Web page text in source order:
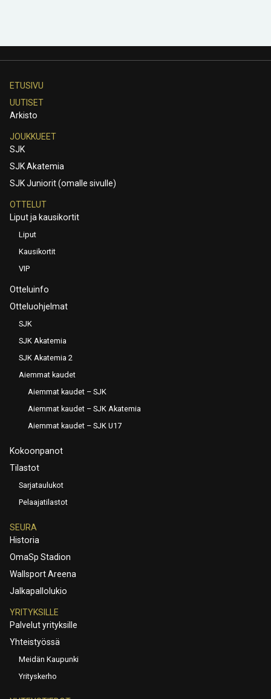
ETUSIVU
UUTISET
Arkisto
JOUKKUEET
SJK
SJK Akatemia
SJK Juniorit (omalle sivulle)
OTTELUT
Liput ja kausikortit
Liput
Kausikortit
VIP
Otteluinfo
Otteluohjelmat
SJK
SJK Akatemia
SJK Akatemia 2
Aiemmat kaudet
Aiemmat kaudet – SJK
Aiemmat kaudet – SJK Akatemia
Aiemmat kaudet – SJK U17
Kokoonpanot
Tilastot
Sarjataulukot
Pelaajatilastot
SEURA
Historia
OmaSp Stadion
Wallsport Areena
Jalkapallolukio
YRITYKSILLE
Palvelut yrityksille
Yhteistyössä
Meidän Kaupunki
Yrityskerho